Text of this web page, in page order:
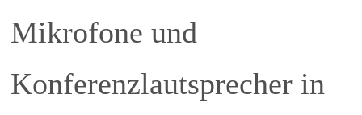
Mikrofone und
Konferenzlautsprecher in